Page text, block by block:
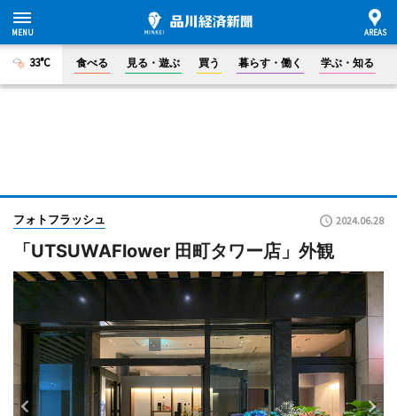
33°C 食べる 見る・遊ぶ 買う 暮らす・働く 学ぶ・知る
フォトフラッシュ 2024.06.28
「UTSUWAFlower 田町タワー店」外観